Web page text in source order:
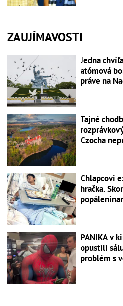
ZAUJÍMAVOSTI
Jedna
atómová
práve na
Tajné
Czocha
Chlapcovi
hračka.
PANIKA v
opustili
problém s